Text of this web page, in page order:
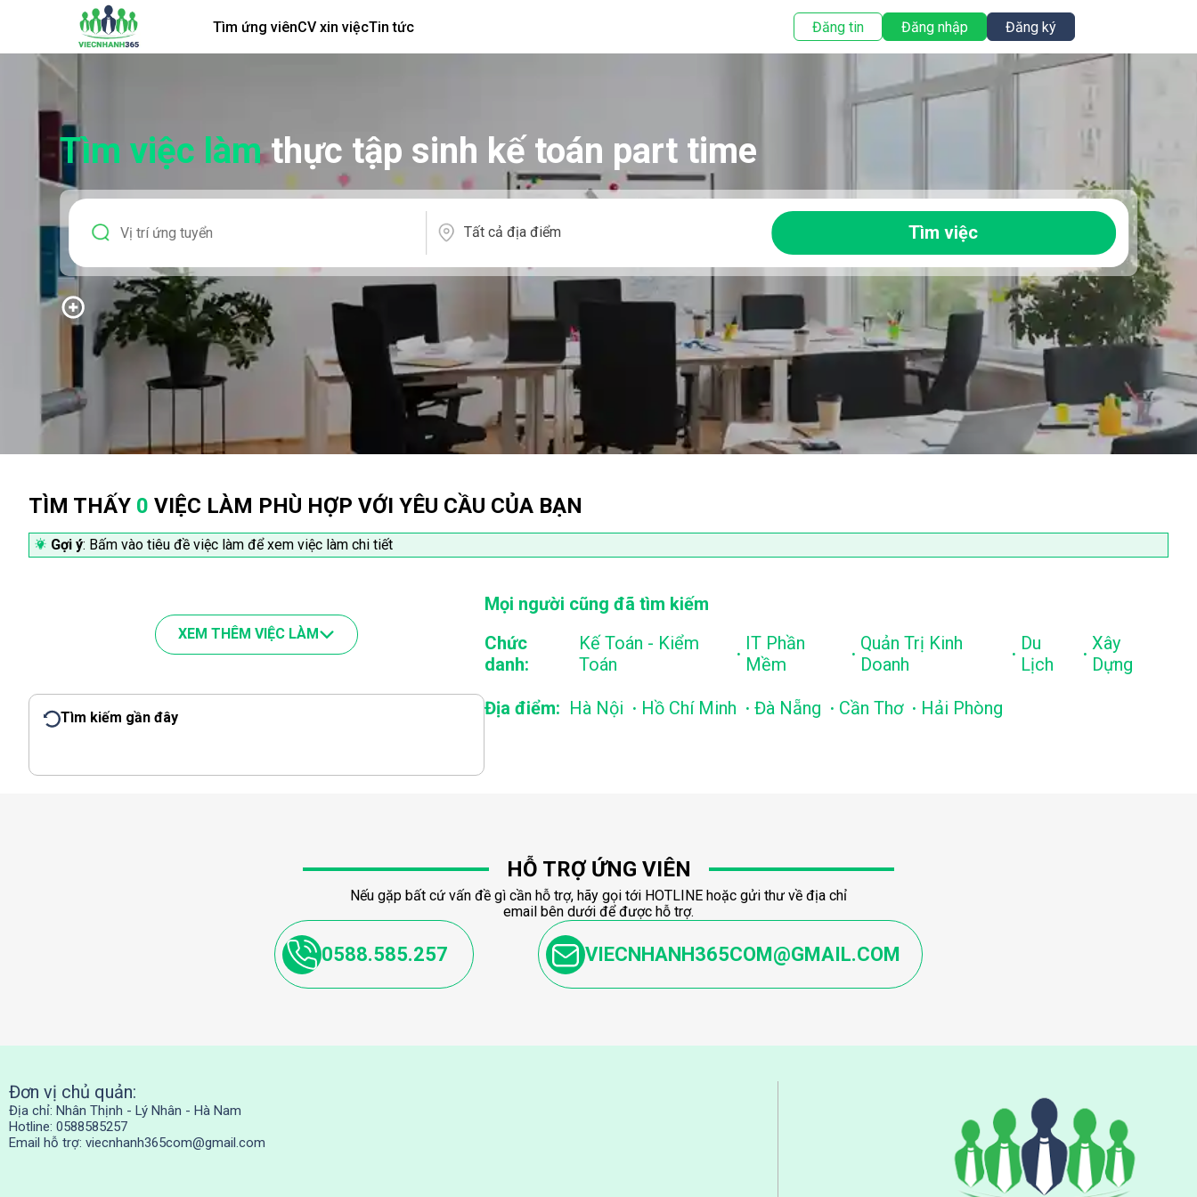
Tìm ứng viênCV xin việcTin tức Đăng tin Đăng nhập Đăng ký
Tìm việc làmthực tập sinh kế toán part time
Tất cả địa điểm Tìm việc
TÌM THẤY 0 VIỆC LÀM PHÙ HỢP VỚI YÊU CẦU CỦA BẠN
Gợi ý: Bấm vào tiêu đề việc làm để xem việc làm chi tiết
XEM THÊM VIỆC LÀM
Tìm kiếm gần đây
Mọi người cũng đã tìm kiếm
Chức
danh:
Kế Toán - Kiểm
Toán
. IT Phần
Mềm
. Quản Trị Kinh
Doanh
. Du
Lịch
. Xây
Dựng
Địa điểm: Hà Nội . Hồ Chí Minh . Đà Nẵng . Cần Thơ . Hải Phòng
HỖ TRỢ ỨNG VIÊN
Nếu gặp bất cứ vấn đề gì cần hỗ trợ, hãy gọi tới HOTLINE hoặc gửi thư về địa chỉ
email bên dưới để được hỗ trợ.
0588.585.257 VIECNHANH365COM@GMAIL.COM
Đơn vị chủ quản:
Địa chỉ: Nhân Thịnh - Lý Nhân - Hà Nam
Hotline: 0588585257
Email hỗ trợ: viecnhanh365com@gmail.com